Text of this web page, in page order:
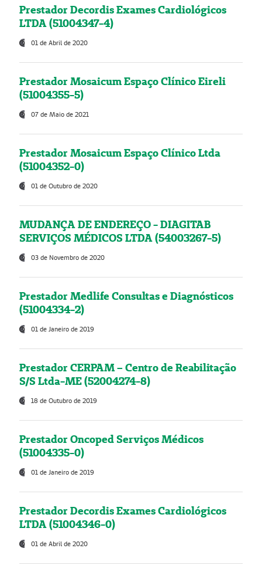
Prestador Decordis Exames Cardiológicos
LTDA (51004347-4)
01 de Abril de 2020
Prestador Mosaicum Espaço Clínico Eireli
(51004355-5)
07 de Maio de 2021
Prestador Mosaicum Espaço Clínico Ltda
(51004352-0)
01 de Outubro de 2020
MUDANÇA DE ENDEREÇO - DIAGITAB
SERVIÇOS MÉDICOS LTDA (54003267-5)
03 de Novembro de 2020
Prestador Medlife Consultas e Diagnósticos
(51004334-2)
01 de Janeiro de 2019
Prestador CERPAM – Centro de Reabilitação
S/S Ltda-ME (52004274-8)
18 de Outubro de 2019
Prestador Oncoped Serviços Médicos
(51004335-0)
01 de Janeiro de 2019
Prestador Decordis Exames Cardiológicos
LTDA (51004346-0)
01 de Abril de 2020